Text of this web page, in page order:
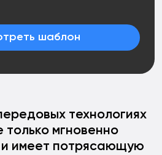
шаблон
технологиях
мгновенно
и имеет потрясающую